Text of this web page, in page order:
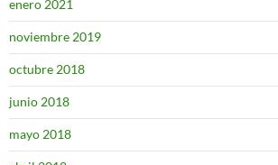
enero 2021
noviembre 2019
octubre 2018
junio 2018
mayo 2018